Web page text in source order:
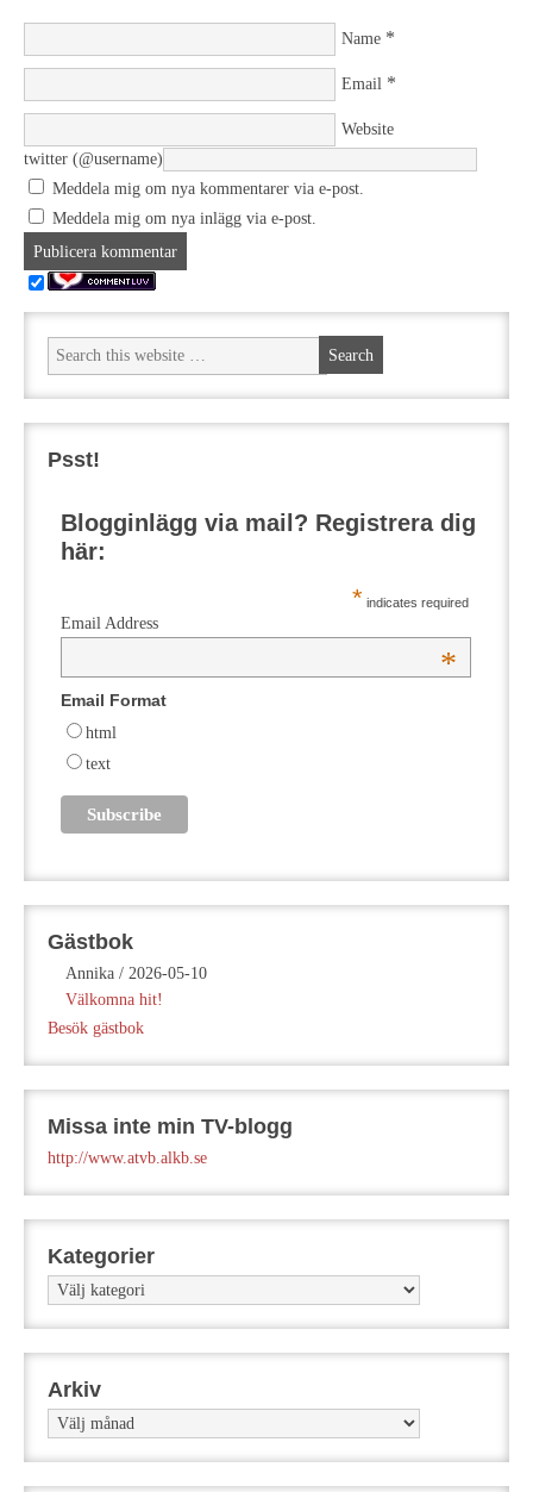
Name *
Email *
Website
twitter (@username)
Meddela mig om nya kommentarer via e-post.
Meddela mig om nya inlägg via e-post.
Psst!
Blogginlägg via mail? Registrera dig
här:
* indicates required
Email Address
*
Email Format
html
text
Gästbok
Annika / 2026-05-10
Välkomna hit!
Besök gästbok
Missa inte min TV-blogg
http://www.atvb.alkb.se
Kategorier
Kategorier
Arkiv
Arkiv